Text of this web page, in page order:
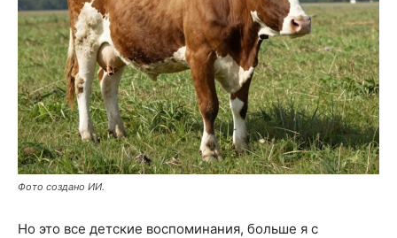
Фото создано ИИ.
Но это все детские воспоминания, больше я с